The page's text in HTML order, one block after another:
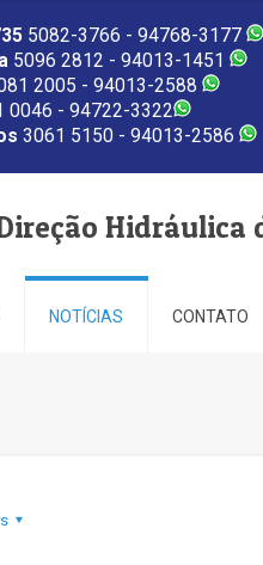
5082-3766 - 94768-3177
5096 2812 - 94013-1451
2005 - 94013-2588
0046 - 94722-3322
3061 5150 - 94013-2586
Hidráulica
NOTÍCIAS CONTATO